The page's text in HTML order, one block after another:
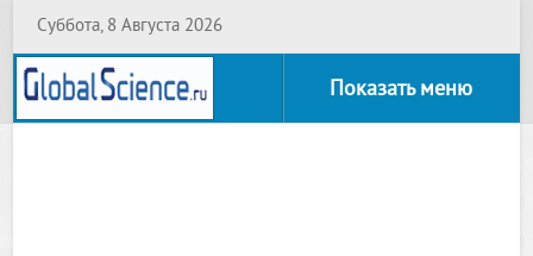
Суббота, 8 Августа 2026
Показать меню